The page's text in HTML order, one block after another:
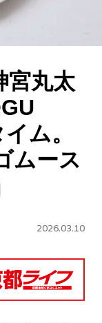
宮丸太
ム。
ムース
2026.03.10